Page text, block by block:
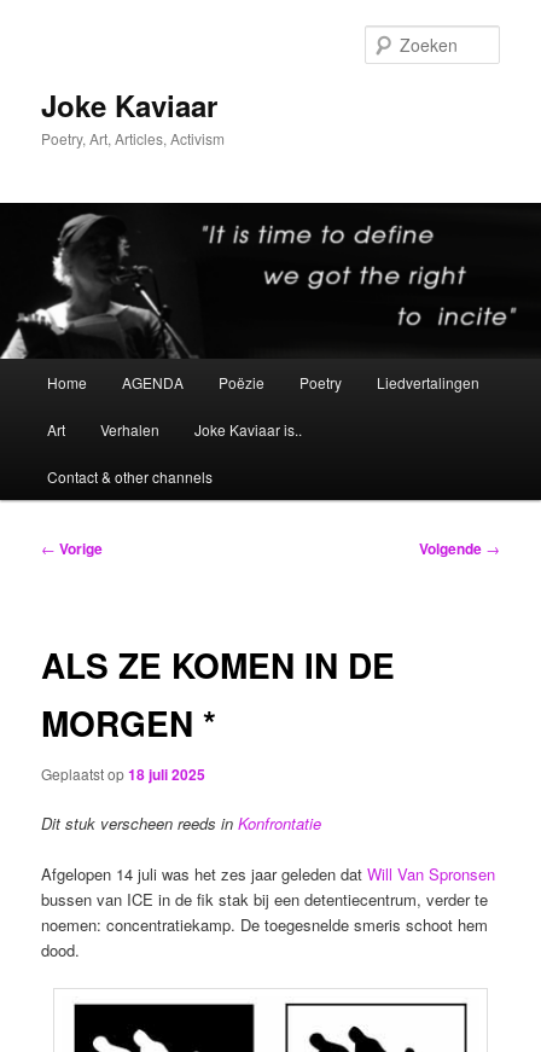
inhoudJoke Kaviaar
Poetry, Art, Articles, Activism
Home AGENDA Poëzie Poetry Liedvertalingen
Art Verhalen Joke Kaviaar is..
Contact & other channels
Bericht
← Vorige Volgende →
ALS ZE KOMEN IN DE
MORGEN *
Geplaatst op18 juli 2025
Dit stuk verscheen reeds inKonfrontatie
Afgelopen 14 juli was het zes jaar geleden datWill Van Spronsen
bussen van ICE in de fik stak bij een detentiecentrum, verder te
noemen: concentratiekamp. De toegesnelde smeris schoot hem
dood.